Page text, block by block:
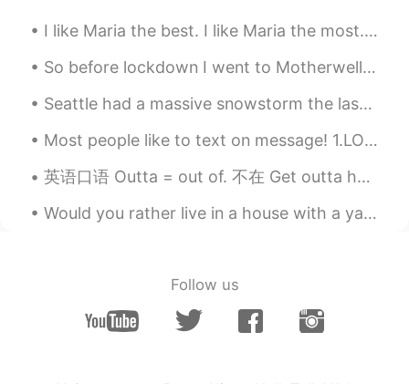
I like Maria the best. I like Maria the most. I like Maria the best,这句话侧重表达的是什么意思？ I like Maria...
So before lockdown I went to Motherwell in 🏴󠁧󠁢󠁳󠁣󠁴󠁿 to see family. And I asked my mum to take some...
Seattle had a massive snowstorm the last couple days and I have never seen this much snow fall on...
Most people like to text on message! 1.LOL= laugh out loud 2.OMG= Oh my god, gosh, goodness 3.BRB...
英语口语 Outta = out of. 不在 Get outta here. 走 (严重的或者开玩笑的) Get outta town. 哇噻 真的吗 I'm outta here. 我走...
Would you rather live in a house with a yard or an apartment? This couple is discussing that beca...
Follow us